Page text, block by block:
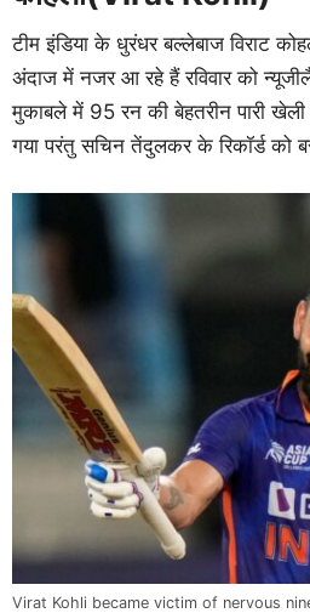
टीम इंडिया के धुरंधर बल्लेबाज विराट
अंदाज में नजर आ रहे हैं रविवार को
मुकाबले में 95 रन की बेहतरीन पारी
गया परंतु सचिन तेंदुलकर के रिकॉर्ड को
Virat Kohli became victim of nervous